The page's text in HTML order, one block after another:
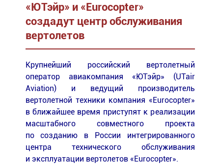
«ЮТэйр» и «Eurocopter»
создадут центр обслуживания
вертолетов
Крупнейший российский вертолетный
оператор авиакомпания «ЮТэйр» (UTair
Aviation) и ведущий производитель
вертолетной техники компания «Eurocopter»
в ближайшее время приступят к реализации
масштабного совместного проекта
по созданию в России интегрированного
центра технического обслуживания
и эксплуатации вертолетов «Eurocopter».